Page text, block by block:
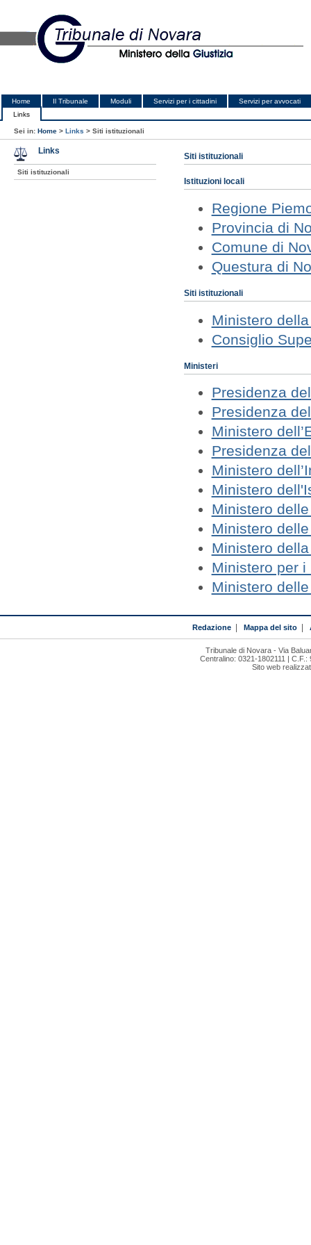
Home Il Tribunale Moduli Servizi per i cittadini
Servizi per avvocati
Links
Sei in: Home > Links > Siti istituzionali
Siti istituzionali
Istituzioni locali
Regione
Provincia di
Comune di
Questura di
Siti istituzionali
Ministero
Consiglio
Ministeri
Presidenza
Presidenza
Ministero
Presidenza
Ministero
Ministero
Ministero
Ministero
Ministero
Ministero per
Ministero
Links
Siti istituzionali
Redazione| Mappa del sito|
Tribunale di Novara - Via
Centralino: 0321-1802111 |
Sito web